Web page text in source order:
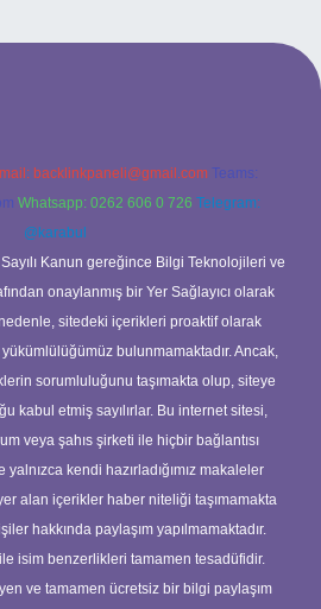
backlinkpaneli@gmail.com Teams:
Whatsapp: 0262 606 0 726 Telegram:
@karabul
Kanun gereğince Bilgi Teknolojileri ve
onaylanmış bir Yer Sağlayıcı olarak
sitedeki içerikleri proaktif olarak
bulunmamaktadır. Ancak,
sorumluluğunu taşımakta olup, siteye
kabul etmiş sayılırlar. Bu internet sitesi,
veya şahıs şirketi ile hiçbir bağlantısı
kendi hazırladığımız makaleler
alan içerikler haber niteliği taşımamakta
hakkında paylaşım yapılmamaktadır.
isim benzerlikleri tamamen tesadüfidir.
ve tamamen ücretsiz bir bilgi paylaşım